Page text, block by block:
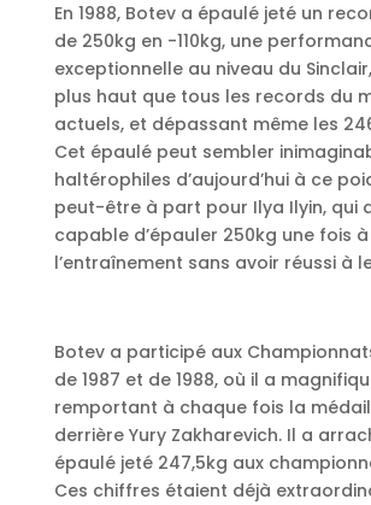
En 1988, Botev a épaulé jeté un
de 250kg en -110kg, une
exceptionnelle au niveau du
plus haut que tous les records du
actuels, et dépassant même les
Cet épaulé peut sembler
haltérophiles d’aujourd’hui à ce
peut-être à part pour Ilya Ilyin, qui
capable d’épauler 250kg une fois à
l’entraînement sans avoir réussi à
Botev a participé aux
de 1987 et de 1988, où il a
remportant à chaque fois la
derrière Yury Zakharevich. Il a
épaulé jeté 247,5kg aux
Ces chiffres étaient déjà